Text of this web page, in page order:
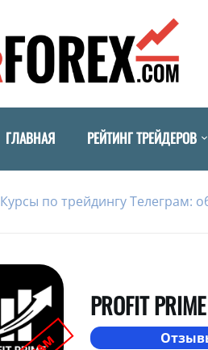
ГЛАВНАЯ РЕЙТИНГ ТРЕЙДЕРОВ
Курсы по трейдингу Телеграм:
PROFIT PRIME